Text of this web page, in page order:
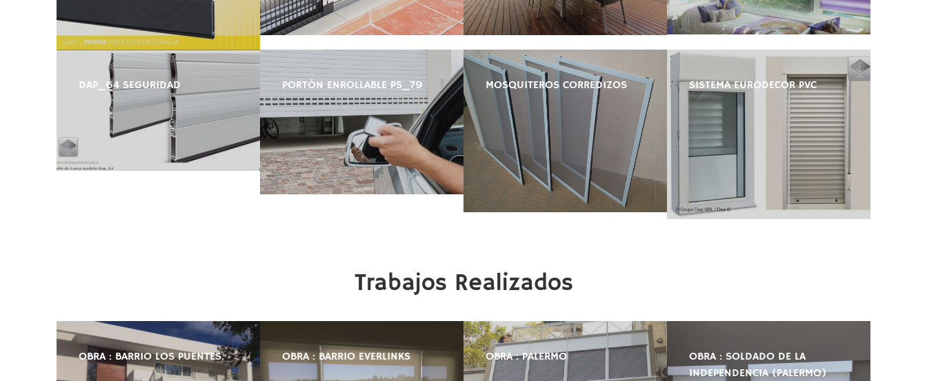
DAP_64 SEGURIDAD PORTÓN ENROLLABLE PS_79 MOSQUITEROS CORREDIZOS SISTEMA EURODECOR PVC
Trabajos Realizados
OBRA : BARRIO LOS PUENTES. OBRA : BARRIO EVERLINKS OBRA : PALERMO
OBRA : SOLDADO DE LA
INDEPENDENCIA (PALERMO)